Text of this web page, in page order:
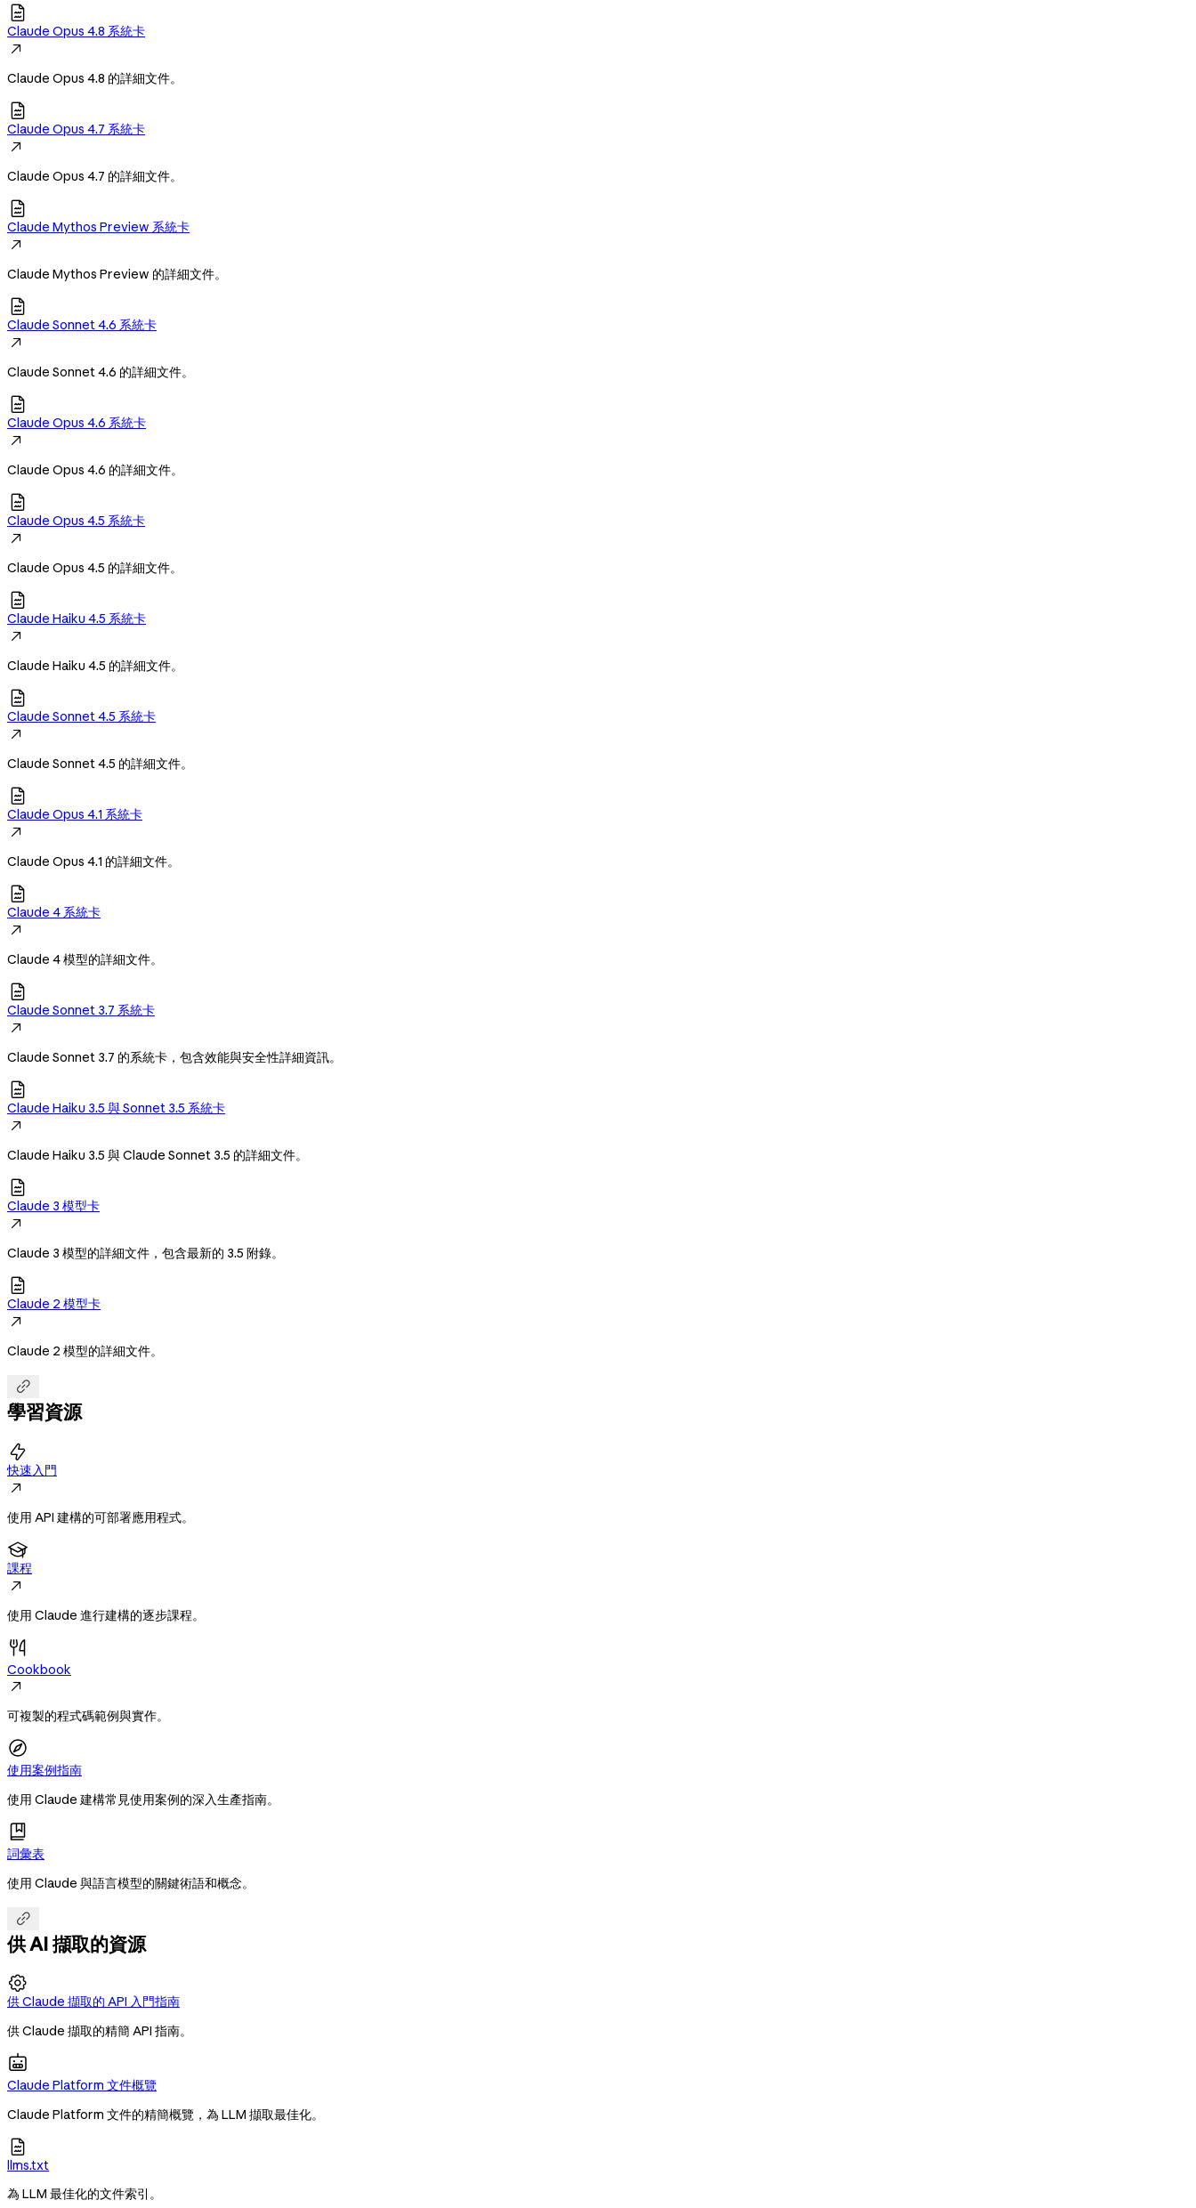

Claude Opus 4.8 系統卡

Claude Opus 4.8 的詳細文件。

Claude Opus 4.7 系統卡

Claude Opus 4.7 的詳細文件。

Claude Mythos Preview 系統卡

Claude Mythos Preview 的詳細文件。

Claude Sonnet 4.6 系統卡

Claude Sonnet 4.6 的詳細文件。

Claude Opus 4.6 系統卡

Claude Opus 4.6 的詳細文件。

Claude Opus 4.5 系統卡

Claude Opus 4.5 的詳細文件。

Claude Haiku 4.5 系統卡

Claude Haiku 4.5 的詳細文件。

Claude Sonnet 4.5 系統卡

Claude Sonnet 4.5 的詳細文件。

Claude Opus 4.1 系統卡

Claude Opus 4.1 的詳細文件。

Claude 4 系統卡

Claude 4 模型的詳細文件。

Claude Sonnet 3.7 系統卡

Claude Sonnet 3.7 的系統卡，包含效能與安全性詳細資訊。

Claude Haiku 3.5 與 Sonnet 3.5 系統卡

Claude Haiku 3.5 與 Claude Sonnet 3.5 的詳細文件。

Claude 3 模型卡

Claude 3 模型的詳細文件，包含最新的 3.5 附錄。

Claude 2 模型卡

Claude 2 模型的詳細文件。

學習資源

快速入門

使用 API 建構的可部署應用程式。

課程

使用 Claude 進行建構的逐步課程。
Cookbook

可複製的程式碼範例與實作。
使用案例指南
使用 Claude 建構常見使用案例的深入生產指南。
詞彙表
使用 Claude 與語言模型的關鍵術語和概念。

供 AI 擷取的資源

供 Claude 擷取的 API 入門指南
供 Claude 擷取的精簡 API 指南。
Claude Platform 文件概覽
Claude Platform 文件的精簡概覽，為 LLM 擷取最佳化。

llms.txt
為 LLM 最佳化的文件索引。